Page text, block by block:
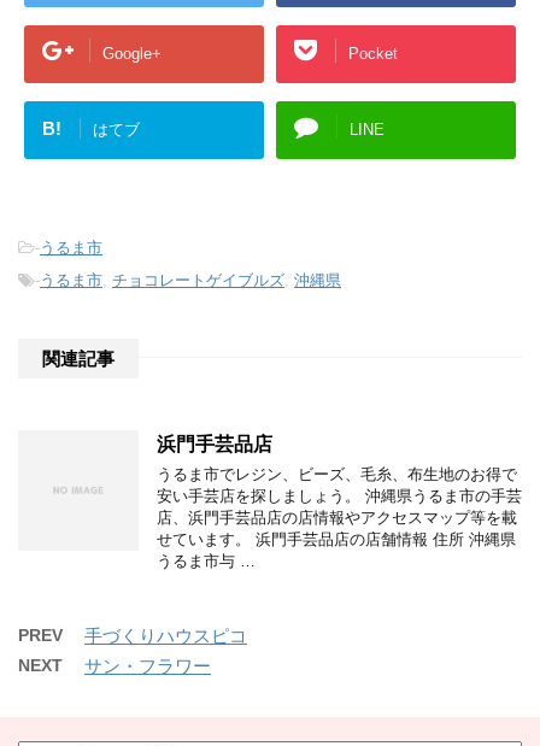
Google+ Pocket
B! はてブ LINE
-うるま市
-うるま市 チョコレートゲイブルズ 沖縄県
関連記事
浜門手芸品店
うるま市でレジン、ビーズ、毛糸、布生地のお得で
安い手芸店を探しましょう。 沖縄県うるま市の手芸
店、浜門手芸品店の店情報やアクセスマップ等を載
せています。 浜門手芸品店の店舗情報 住所 沖縄県
うるま市与 …
PREV 手づくりハウスピコ
NEXT サン・フラワー